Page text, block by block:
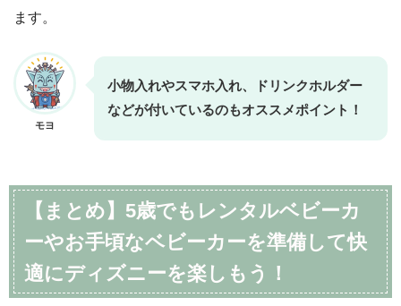
ます。
モヨ
小物入れやスマホ入れ、ドリンクホルダー
などが付いているのもオススメポイント！
【まとめ】5歳でもレンタルベビーカ
ーやお手頃なベビーカーを準備して快
適にディズニーを楽しもう！